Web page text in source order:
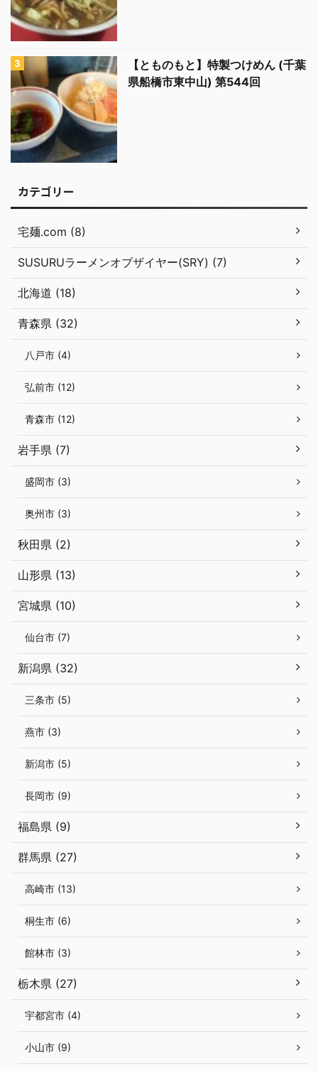
【とものもと】特製つけめん (千葉
県船橋市東中山) 第544回
カテゴリー
宅麺.com (8)
SUSURUラーメンオブザイヤー(SRY) (7)
北海道 (18)
青森県 (32)
八戸市 (4)
弘前市 (12)
青森市 (12)
岩手県 (7)
盛岡市 (3)
奥州市 (3)
秋田県 (2)
山形県 (13)
宮城県 (10)
仙台市 (7)
新潟県 (32)
三条市 (5)
燕市 (3)
新潟市 (5)
長岡市 (9)
福島県 (9)
群馬県 (27)
高崎市 (13)
桐生市 (6)
館林市 (3)
栃木県 (27)
宇都宮市 (4)
小山市 (9)